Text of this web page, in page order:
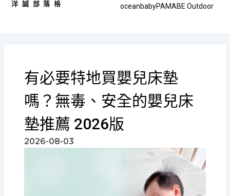
洋誠部落格 oceanbabyPAMABE Outdoor
有必要特地買嬰兒床墊
嗎？無毒、安全的嬰兒床
墊推薦 2026版
2026-08-03